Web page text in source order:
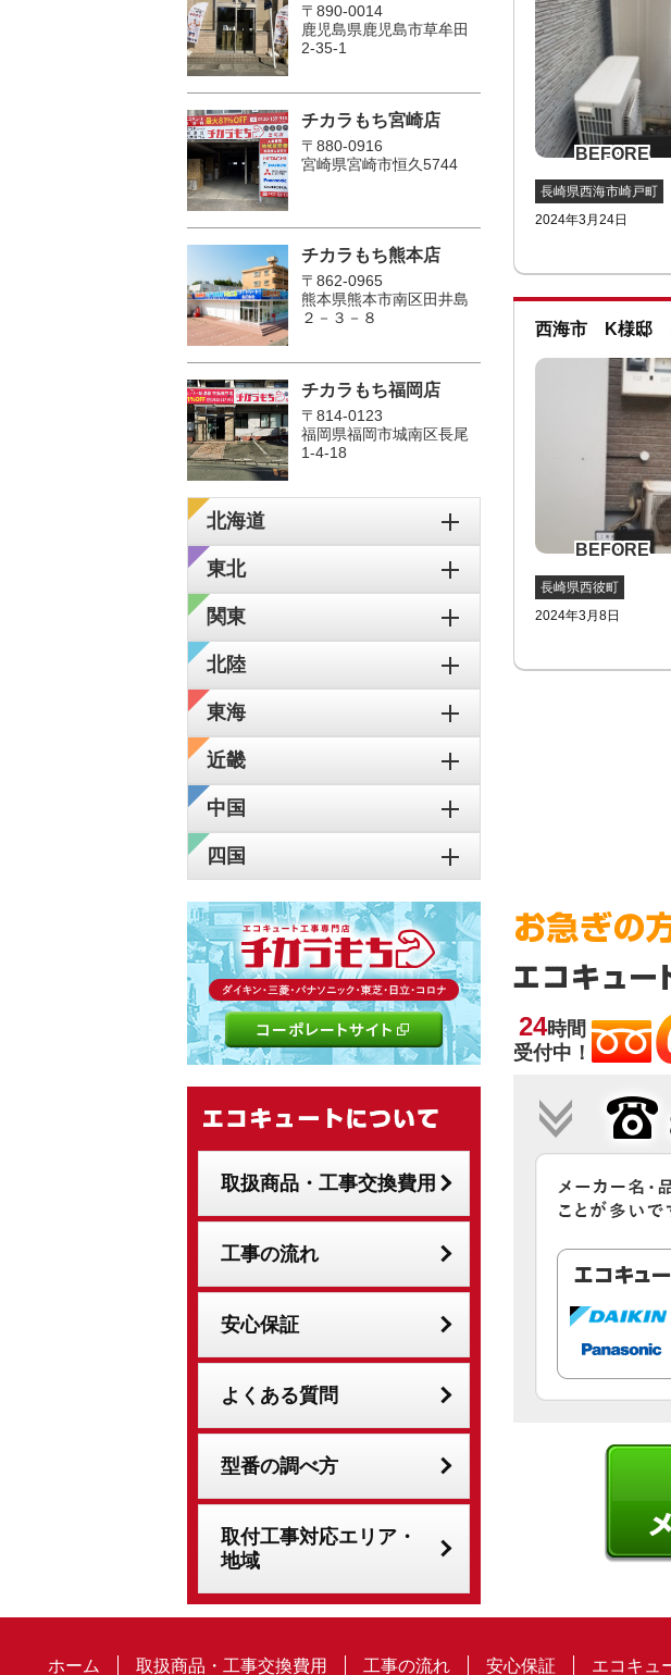
長崎県西海市崎戸町
2024年3月24日
西海市 K様邸
長崎県西彼町
2024年3月8日
24時間
受付中！
〒890-0014
鹿児島県鹿児島市草牟田
2-35-1
チカラもち宮崎店
〒880-0916
宮崎県宮崎市恒久5744
チカラもち熊本店
〒862-0965
熊本県熊本市南区田井島
２－３－８
チカラもち福岡店
〒814-0123
福岡県福岡市城南区長尾
1‐4‐18
北海道
東北
関東
北陸
東海
近畿
中国
四国
取扱商品・工事交換費用
工事の流れ
安心保証
よくある質問
型番の調べ方
取付工事対応エリア・
地域
ホーム 取扱商品・工事交換費用 工事の流れ 安心保証 エコキュ